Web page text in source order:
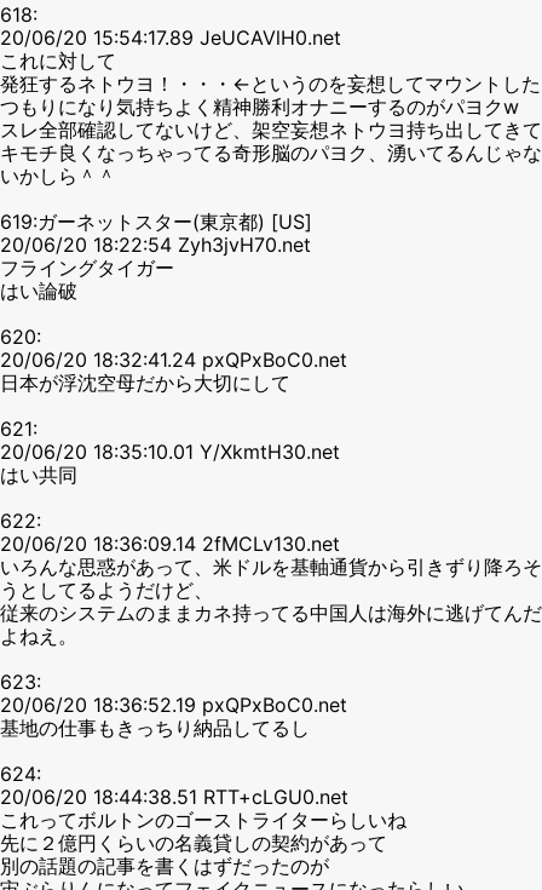
618:
20/06/20 15:54:17.89 JeUCAVlH0.net
これに対して
発狂するネトウヨ！・・・←というのを妄想してマウントした
つもりになり気持ちよく精神勝利オナニーするのがパヨクw
スレ全部確認してないけど、架空妄想ネトウヨ持ち出してきて
キモチ良くなっちゃってる奇形脳のパヨク、湧いてるんじゃな
いかしら＾＾
619:ガーネットスター(東京都) [US]
20/06/20 18:22:54 Zyh3jvH70.net
フライングタイガー
はい論破
620:
20/06/20 18:32:41.24 pxQPxBoC0.net
日本が浮沈空母だから大切にして
621:
20/06/20 18:35:10.01 Y/XkmtH30.net
はい共同
622:
20/06/20 18:36:09.14 2fMCLv130.net
いろんな思惑があって、米ドルを基軸通貨から引きずり降ろそ
うとしてるようだけど、
従来のシステムのままカネ持ってる中国人は海外に逃げてんだ
よねえ。
623:
20/06/20 18:36:52.19 pxQPxBoC0.net
基地の仕事もきっちり納品してるし
624:
20/06/20 18:44:38.51 RTT+cLGU0.net
これってボルトンのゴーストライターらしいね
先に２億円くらいの名義貸しの契約があって
別の話題の記事を書くはずだったのが